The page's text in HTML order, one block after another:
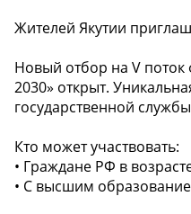
Жителей Якутии
Новый отбор на V
2030» открыт.
государственной
Кто может участвовать:
• Граждане РФ в
• С высшим